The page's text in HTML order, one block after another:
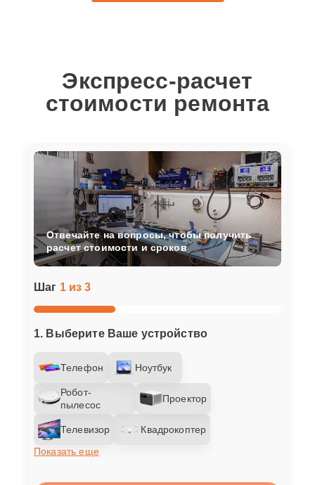
Экспресс-расчет
стоимости ремонта
Шаг 1 из 3
1. Выберите Ваше устройство
Телефон Ноутбук
Робот-
пылесос
Проектор
Телевизор
Квадрокоптер
Показать еще
Отвечайте на вопросы, чтобы получить
расчет стоимости и сроков